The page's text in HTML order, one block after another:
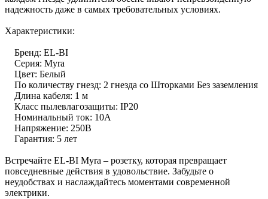
надежность даже в самых требовательных условиях.
Характеристики:
Бренд: EL-BI
Серия: Myra
Цвет: Белый
По количеству гнезд: 2 гнезда со Шторками Без заземления
Длина кабеля: 1 м
Класс пылевлагозащиты: IP20
Номинальный ток: 10А
Напряжение: 250В
Гарантия: 5 лет
Встречайте EL-BI Myra – розетку, которая превращает
повседневные действия в удовольствие. Забудьте о
неудобствах и наслаждайтесь моментами современной
электрики.